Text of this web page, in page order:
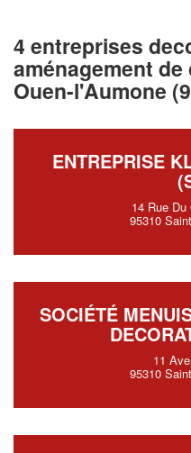
4 entreprises
aménagement
Ouen-l'Aumone
ENTREPRISE
14 Rue
95310
SOCIÉTÉ
11
95310
vos